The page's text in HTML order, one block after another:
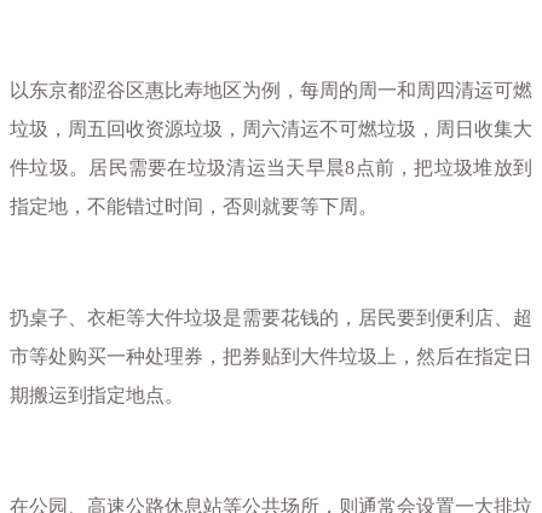
以东京都涩谷区惠比寿地区为例，每周的周一和周四清运可燃
垃圾，周五回收资源垃圾，周六清运不可燃垃圾，周日收集大
件垃圾。居民需要在垃圾清运当天早晨8点前，把垃圾堆放到
指定地，不能错过时间，否则就要等下周。
扔桌子、衣柜等大件垃圾是需要花钱的，居民要到便利店、超
市等处购买一种处理券，把券贴到大件垃圾上，然后在指定日
期搬运到指定地点。
在公园、高速公路休息站等公共场所，则通常会设置一大排垃